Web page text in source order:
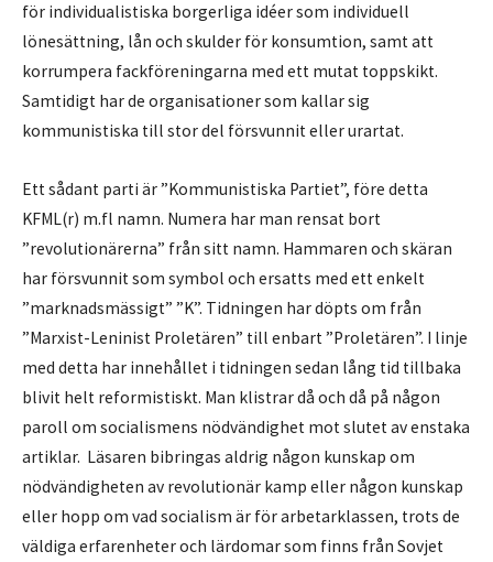
för individualistiska borgerliga idéer som individuell
lönesättning, lån och skulder för konsumtion, samt att
korrumpera fackföreningarna med ett mutat toppskikt.
Samtidigt har de organisationer som kallar sig
kommunistiska till stor del försvunnit eller urartat.
Ett sådant parti är ”Kommunistiska Partiet”, före detta
KFML(r) m.fl namn. Numera har man rensat bort
”revolutionärerna” från sitt namn. Hammaren och skäran
har försvunnit som symbol och ersatts med ett enkelt
”marknadsmässigt” ”K”. Tidningen har döpts om från
”Marxist-Leninist Proletären” till enbart ”Proletären”. I linje
med detta har innehållet i tidningen sedan lång tid tillbaka
blivit helt reformistiskt. Man klistrar då och då på någon
paroll om socialismens nödvändighet mot slutet av enstaka
artiklar. Läsaren bibringas aldrig någon kunskap om
nödvändigheten av revolutionär kamp eller någon kunskap
eller hopp om vad socialism är för arbetarklassen, trots de
väldiga erfarenheter och lärdomar som finns från Sovjet